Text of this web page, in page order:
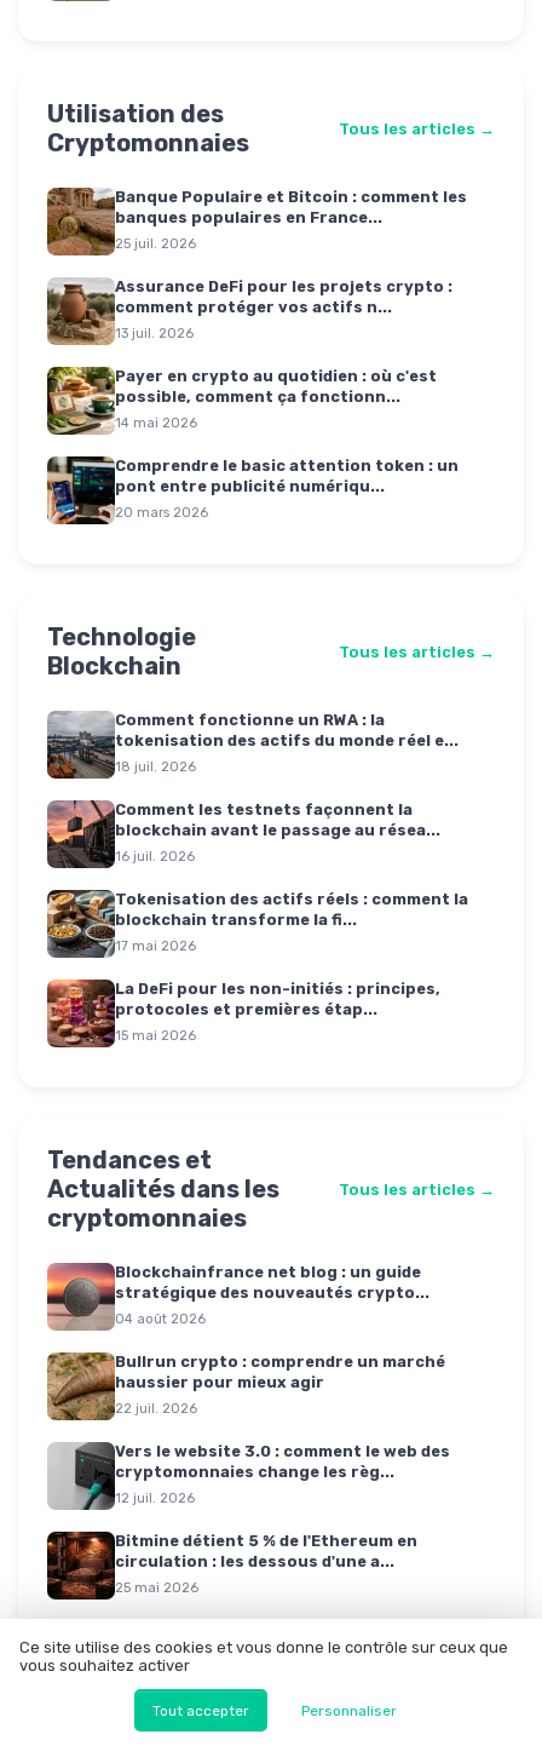
Utilisation des
Cryptomonnaies
Tous les articles →
Banque Populaire et Bitcoin : comment les
banques populaires en France...
25 juil. 2026
Assurance DeFi pour les projets crypto :
comment protéger vos actifs n...
13 juil. 2026
Payer en crypto au quotidien : où c'est
possible, comment ça fonctionn...
14 mai 2026
Comprendre le basic attention token : un
pont entre publicité numériqu...
20 mars 2026
Technologie
Blockchain
Tous les articles →
Comment fonctionne un RWA : la
tokenisation des actifs du monde réel e...
18 juil. 2026
Comment les testnets façonnent la
blockchain avant le passage au résea...
16 juil. 2026
Tokenisation des actifs réels : comment la
blockchain transforme la fi...
17 mai 2026
La DeFi pour les non-initiés : principes,
protocoles et premières étap...
15 mai 2026
Tendances et
Actualités dans les
cryptomonnaies
Tous les articles →
Blockchainfrance net blog : un guide
stratégique des nouveautés crypto...
04 août 2026
Bullrun crypto : comprendre un marché
haussier pour mieux agir
22 juil. 2026
Vers le website 3.0 : comment le web des
cryptomonnaies change les règ...
12 juil. 2026
Bitmine détient 5 % de l'Ethereum en
circulation : les dessous d'une a...
25 mai 2026
Ce site utilise des cookies et vous donne le contrôle sur ceux que
vous souhaitez activer
Tout accepter Personnaliser